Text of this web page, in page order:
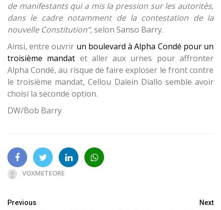
de manifestants qui a mis la pression sur les autorités,
dans le cadre notamment de la contestation de la
nouvelle Constitution”,selon Sanso Barry.
Ainsi, entre ouvrir un boulevard à Alpha Condé pour un
troisième mandat et aller aux urnes pour affronter
Alpha Condé, au risque de faire exploser le front contre
le troisième mandat, Cellou Dalein Diallo semble avoir
choisi la seconde option.
DW/Bob Barry
VOXMETEORE
Previous Next